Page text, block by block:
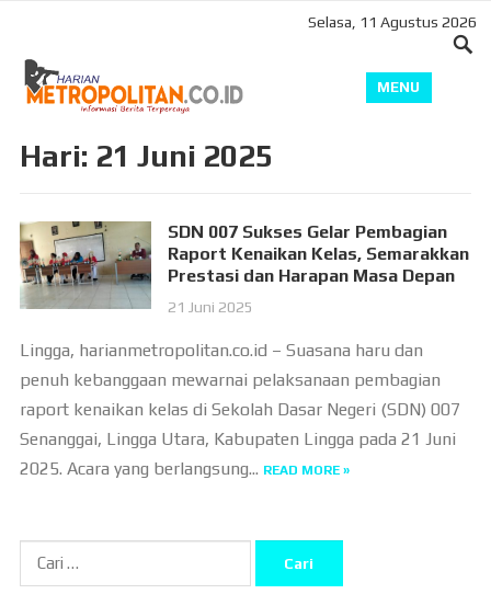
Selasa, 11 Agustus 2026
MENU
Hari: 21 Juni 2025
SDN 007 Sukses Gelar Pembagian
Raport Kenaikan Kelas, Semarakkan
Prestasi dan Harapan Masa Depan
21 Juni 2025
Lingga, harianmetropolitan.co.id – Suasana haru dan
penuh kebanggaan mewarnai pelaksanaan pembagian
raport kenaikan kelas di Sekolah Dasar Negeri (SDN) 007
Senanggai, Lingga Utara, Kabupaten Lingga pada 21 Juni
2025. Acara yang berlangsung... READ MORE »
Cari
untuk: